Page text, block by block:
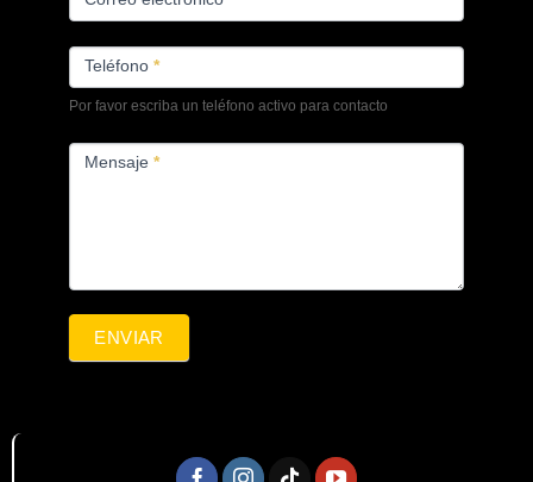
Teléfono*
Por favor escriba un teléfono activo para contacto
Mensaje*
ENVIAR